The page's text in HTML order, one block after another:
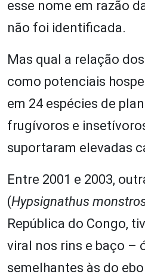
esse nome em razão
não foi identificada.
Mas qual a relação
como potenciais
em 24 espécies de
frugívoros e
suportaram elevadas
Entre 2001 e 2003,
(Hypsignathus
República do Congo,
viral nos rins e baço –
semelhantes às do